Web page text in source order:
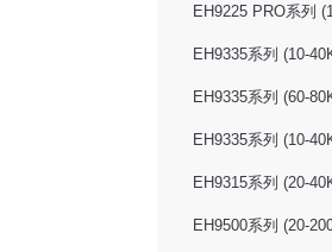
EH9225 PRO系列
EH9335系列 (10-
EH9335系列 (60-
EH9335系列 (10-
EH9315系列 (20-
EH9500系列 (20-